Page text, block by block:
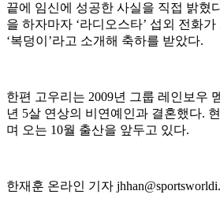
끝에 임신에 성공한 사실을 직접 밝혔
을 하자마자 ‘라디오스타’ 섭외 전화
‘복덩이’라고 소개해 축하를 받았다.
한편 고우리는 2009년 그룹 레인보우
년 5살 연상의 비연예인과 결혼했다.
며 오는 10월 출산을 앞두고 있다.
한재훈 온라인 기자